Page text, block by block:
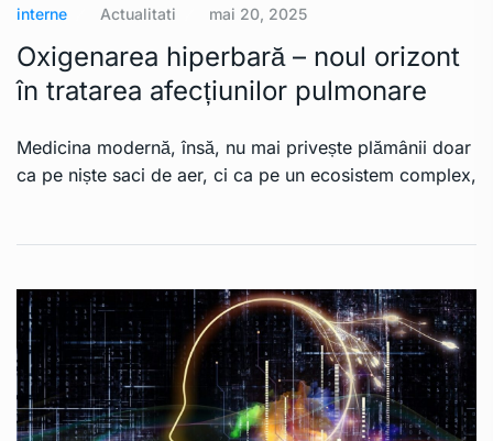
interne Actualitati mai 20, 2025
Oxigenarea hiperbară – noul orizont
în tratarea afecțiunilor pulmonare
Medicina modernă, însă, nu mai privește plămânii doar
ca pe niște saci de aer, ci ca pe un ecosistem complex,